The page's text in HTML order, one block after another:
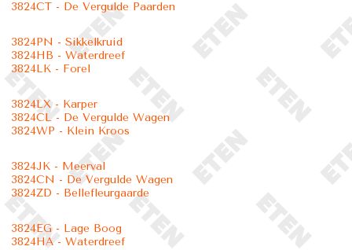
3824CT - De Vergulde Paarden
3824PN - Sikkelkruid
3824HB - Waterdreef
3824LK - Forel
3824LX - Karper
3824CL - De Vergulde Wagen
3824WP - Klein Kroos
3824JK - Meerval
3824CN - De Vergulde Wagen
3824ZD - Bellefleurgaarde
3824EG - Lage Boog
3824HA - Waterdreef